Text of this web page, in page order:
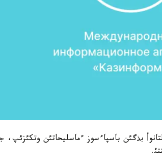
بذگئن باسپاءسوز ءماسليحاتئن وتكئزئپ،